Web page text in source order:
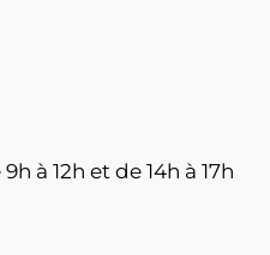
à 12h et de 14h à 17h